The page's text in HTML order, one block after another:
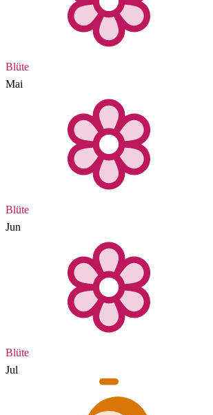
Blüte
Mai
Blüte
Jun
Blüte
Jul